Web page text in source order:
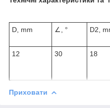
D, mm ∠, ° D2,
12
30 18
Приховати